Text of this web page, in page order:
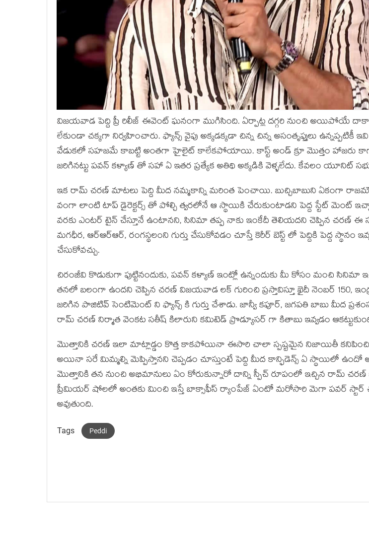
విజయవాడ పెద్ది ప్రీ రిలీజ్ ఈవెంట్ ఘనంగా ముగిసింది. ఏర్పాట్ల దగ్గరి నుంచి అయిపోయే దాకా
లేకుండా చక్కగా నిర్వహించారు. ఫ్యాన్స్ వైపు అక్కడక్కడా చిన్న చిన్న అసంతృప్తులు ఉన్నప్పటికీ
వేడుకలో సహజమే కాబట్టి అంతగా హైలైట్ కాలేకపోయాయి. కాస్ట్ అండ్ క్రూ మొత్తం హాజరు
జరిగినట్టు పవన్ కళ్యాణ్ తో సహా ఏ ఇతర ప్రత్యేక అతిథి అక్కడికి వెళ్ళలేదు. కేవలం యూనిట్
ఇక రామ్ చరణ్ మాటలు పెద్ది మీద నమ్మకాన్ని మరింత పెంచాయి. బుచ్చిబాబుని ఏకంగా
వంగా లాంటి టాప్ డైరెక్టర్స్ తో పోల్చి త్వరలోనే ఆ స్థాయికి చేరుకుంటాడని పెద్ద స్టేట్ మెంట్
వరకు ఎంటర్ టైన్ చేస్తూనే ఉంటానని, సినిమా తప్ప నాకు ఇంకేదీ తెలియదని చెప్పిన చరణ్ ఈ
మగధీర, ఆర్ఆర్ఆర్, రంగస్థలంని గుర్తు చేసుకోవడం చూస్తే కెరీర్ బెస్ట్ లో పెద్దికి పెద్ద స్థానం
చేసుకోవచ్చు.
చిరంజీవి కొడుకుగా పుట్టినందుకు, పవన్ కళ్యాణ్ ఇంట్లో ఉన్నందుకు మీ కోసం మంచి సినిమా
తనలో బలంగా ఉందని చెప్పిన చరణ్ విజయవాడ లక్ గురించి ప్రస్తావిస్తూ ఖైదీ నెంబర్ 150,
జరిగిన పాజిటివ్ సెంటిమెంట్ ని ఫ్యాన్స్ కి గుర్తు చేశాడు. జాన్వీ కపూర్, జగపతి బాబు మీద
రామ్ చరణ్ నిర్మాత వెంకట సతీష్ కిలారుని కమిటెడ్ ప్రొడ్యూసర్ గా కితాబు ఇవ్వడం
మొత్తానికి చరణ్ ఇలా మాట్లాడ్డం కొత్త కాకపోయినా ఈసారి చాలా స్పష్టమైన నిజాయితీ
అయినా సరే మిమ్మల్ని మెప్పిస్తానని చెప్పడం చూస్తుంటే పెద్ది మీద కాన్ఫిడెన్స్ ఏ స్థాయిలో ఉందో
మొత్తానికి తన నుంచి అభిమానులు ఏం కోరుకున్నారో దాన్ని స్పీచ్ రూపంలో ఇచ్చిన రామ్ చరణ్
ప్రీమియర్ షోలలో అంతకు మించి ఇస్తే బాక్సాఫీస్ ర్యాంపేజ్ ఏంటో మరోసారి మెగా పవర్ స్టార్
అవుతుంది.
Tags Peddi